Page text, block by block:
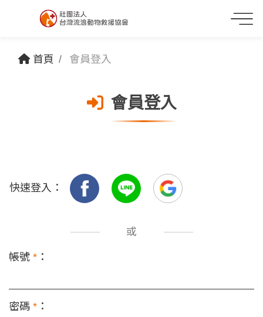
首頁 會員登入
會員登入
快速登入：
或
帳號 * ：
密碼 * ：